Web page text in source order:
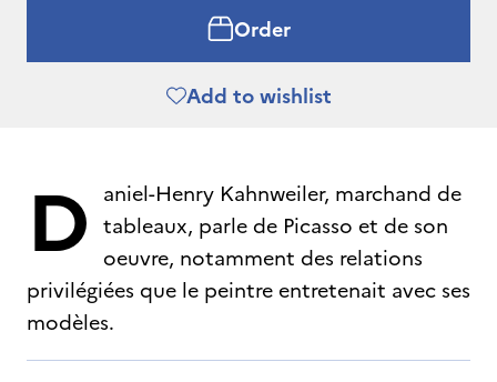
Order
Add to wishlist
D
aniel-Henry Kahnweiler, marchand de
tableaux, parle de Picasso et de son
oeuvre, notamment des relations
privilégiées que le peintre entretenait avec ses
modèles.